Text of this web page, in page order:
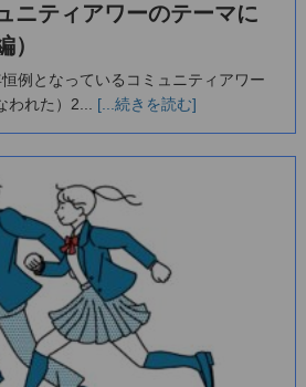
ニティアワーのテーマに
）
例となっているコミュニティアワー
われた）2... [...続きを読む]